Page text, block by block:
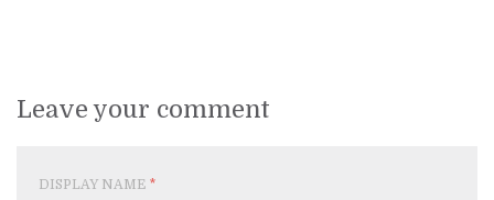
Leave your comment
DISPLAY NAME *